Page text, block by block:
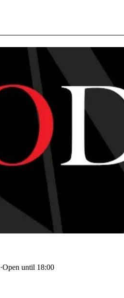
·Open until 18:00